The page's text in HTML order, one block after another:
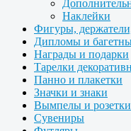
Наклейки
Фигуры,
Дипломы и
Награды и подарки
Тарелки
Панно и плакетки
Значки и знаки
Вымпелы и розетки
Сувениры